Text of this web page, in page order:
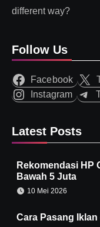
different way?
Follow Us
Facebook
Instagram
Latest Posts
Rekomendasi HP
Bawah 5 Juta
10 Mei 2026
Cara Pasang